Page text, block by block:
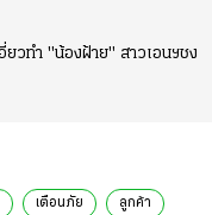
วทำ "น้องฝ้าย" สาวเอนฯชง
เตือนภัย ลูกค้า